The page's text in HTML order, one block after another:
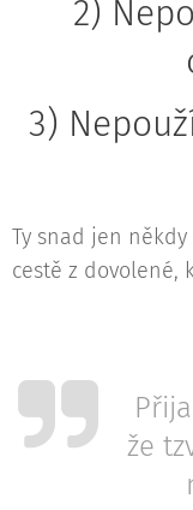
2)
3)
Ty snad jen
cestě z dovolené,
že